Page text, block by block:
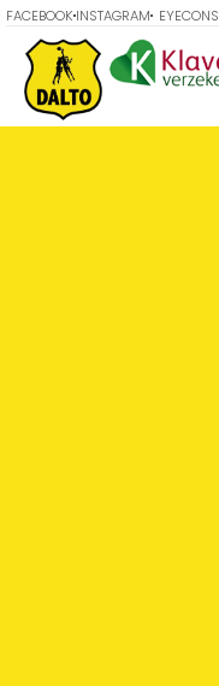
FACEBOOK INSTAGRAM EYECONS